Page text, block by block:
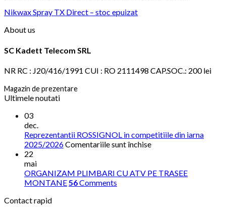
Nikwax Spray TX Direct – stoc epuizat
About us
SC Kadett Telecom SRL
NR RC : J20/416/1991 CUI : RO 2111498 CAP.SOC.: 200 lei
Magazin de prezentare
Ultimele noutati
03
dec.
Reprezentantii ROSSIGNOL in competitiile din iarna
2025/2026Comentariile sunt închisepentru
in
22
mai
ORGANIZAM PLIMBARI CU ATV PE TRASEE
MONTANE56Comments
Contact rapid